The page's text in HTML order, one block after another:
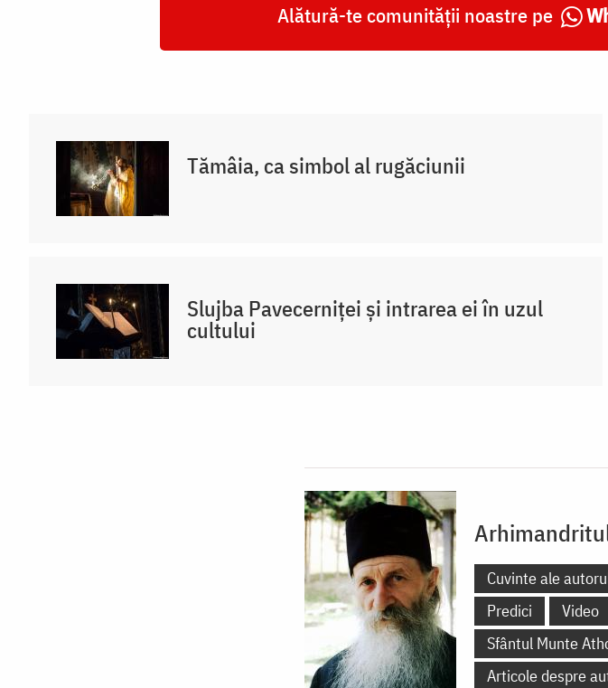
Alătură-te comunității noastre pe
Tămâia, ca simbol al rugăciunii
Slujba Pavecerniței și intrarea ei în uzul
cultului
Cuvinte ale
Predici
Video
Sfântul Munte
Articole despre